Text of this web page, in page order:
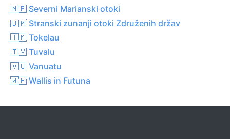
🇲🇵 Severni Marianski otoki
🇺🇲 Stranski zunanji otoki Združenih držav
🇹🇰 Tokelau
🇹🇻 Tuvalu
🇻🇺 Vanuatu
🇼🇫 Wallis in Futuna